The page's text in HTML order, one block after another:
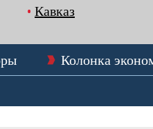
Кавказ
Колонка